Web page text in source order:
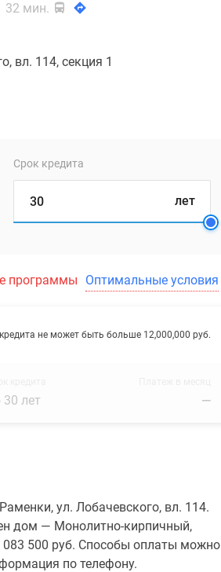
32 мин.
вл. 114, секция 1
Срок кредита
лет
программы Оптимальные условия
не может быть больше 12,000,000 руб.
30 лет —
ул. Лобачевского, вл. 114.
дом — Монолитно-кирпичный,
500 руб. Способы оплаты можно
по телефону.